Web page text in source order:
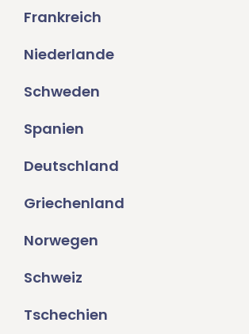
Frankreich
Niederlande
Schweden
Spanien
Deutschland
Griechenland
Norwegen
Schweiz
Tschechien